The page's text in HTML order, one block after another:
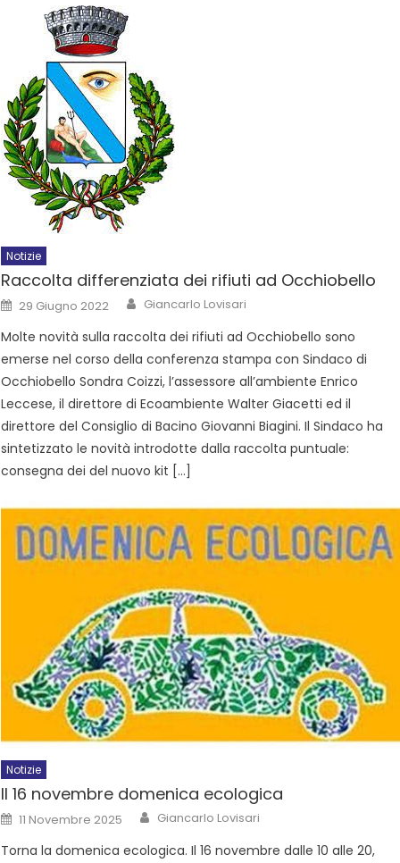
Notizie
Raccolta differenziata dei rifiuti ad Occhiobello
29 Giugno 2022 Giancarlo Lovisari
Molte novità sulla raccolta dei rifiuti ad Occhiobello sono
emerse nel corso della conferenza stampa con Sindaco di
Occhiobello Sondra Coizzi, l’assessore all’ambiente Enrico
Leccese, il direttore di Ecoambiente Walter Giacetti ed il
direttore del Consiglio di Bacino Giovanni Biagini. Il Sindaco ha
sintetizzato le novità introdotte dalla raccolta puntuale:
consegna dei del nuovo kit […]
Notizie
Il 16 novembre domenica ecologica
11 Novembre 2025 Giancarlo Lovisari
Torna la domenica ecologica. Il 16 novembre dalle 10 alle 20,